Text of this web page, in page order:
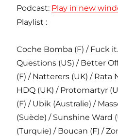
Podcast: Play in new
Playlist :
Coche Bomba (F) / Fuck
Questions (US) / Better
(F) / Natterers (UK) / Rata
HDQ (UK) / Protomartyr
(F) / Ubik (Australie) /
(Suède) / Sunshine Ward
(Turquie) / Boucan (F) /